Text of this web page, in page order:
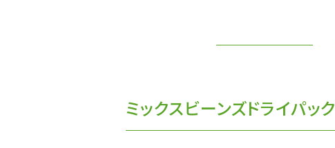
ミックスビーンズドライパック